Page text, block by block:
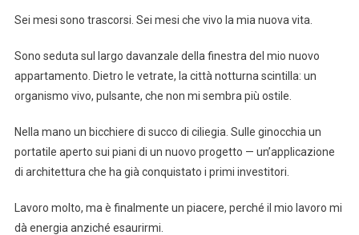
Sei mesi sono trascorsi. Sei mesi che vivo la mia nuova vita.
Sono seduta sul largo davanzale della finestra del mio nuovo
appartamento. Dietro le vetrate, la città notturna scintilla: un
organismo vivo, pulsante, che non mi sembra più ostile.
Nella mano un bicchiere di succo di ciliegia. Sulle ginocchia un
portatile aperto sui piani di un nuovo progetto — un’applicazione
di architettura che ha già conquistato i primi investitori.
Lavoro molto, ma è finalmente un piacere, perché il mio lavoro mi
dà energia anziché esaurirmi.